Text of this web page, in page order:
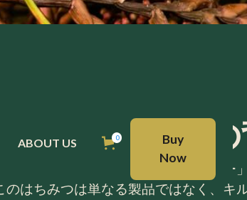
ABOUT US 0
BUY NOW
Buy
Now
みつの価格
脈から採れる希少な「ホワイトハニー
はちみつは単なる製品ではなく、キ